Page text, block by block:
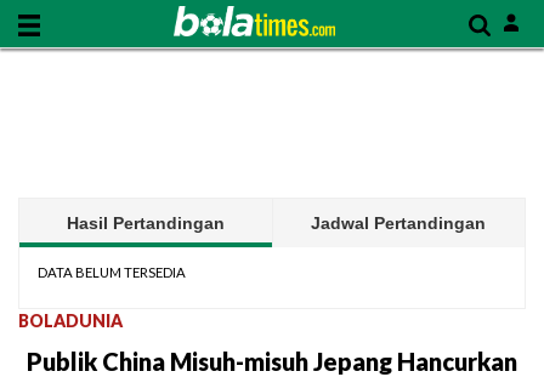
Hasil Pertandingan Jadwal Pertandingan
DATA BELUM TERSEDIA
BOLADUNIA
Publik China Misuh-misuh Jepang Hancurkan